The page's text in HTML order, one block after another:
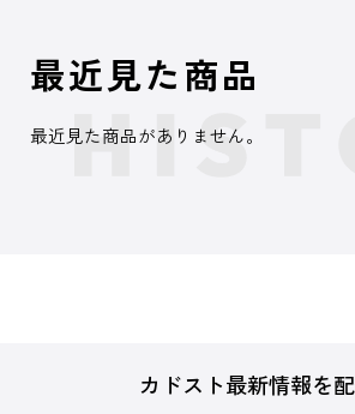
最近見た商品
最近見た商品がありません。
カドスト最新情報を